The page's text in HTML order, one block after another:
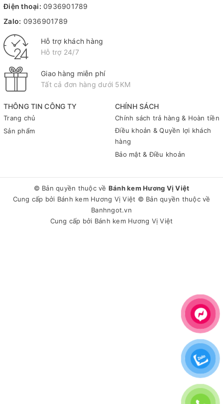
THÔNG TIN CÔNG TY
Trang chủ
Sản phẩm
CHÍNH SÁCH
Chính sách trả hàng & Hoàn tiền
Điều khoản & Quyền lợi khách
hàng
Bảo mật & Điều khoản
Điện thoại: 0936901789
Zalo: 0936901789
Hỗ trợ khách hàng
Hỗ trợ 24/7
Giao hàng miễn phí
Tất cả đơn hàng dưới 5KM
© Bản quyền thuộc về Bánh kem Hương Vị Việt
Cung cấp bởi Bánh kem Hương Vị Việt © Bản quyền thuộc về
Banhngot.vn
Cung cấp bởi Bánh kem Hương Vị Việt